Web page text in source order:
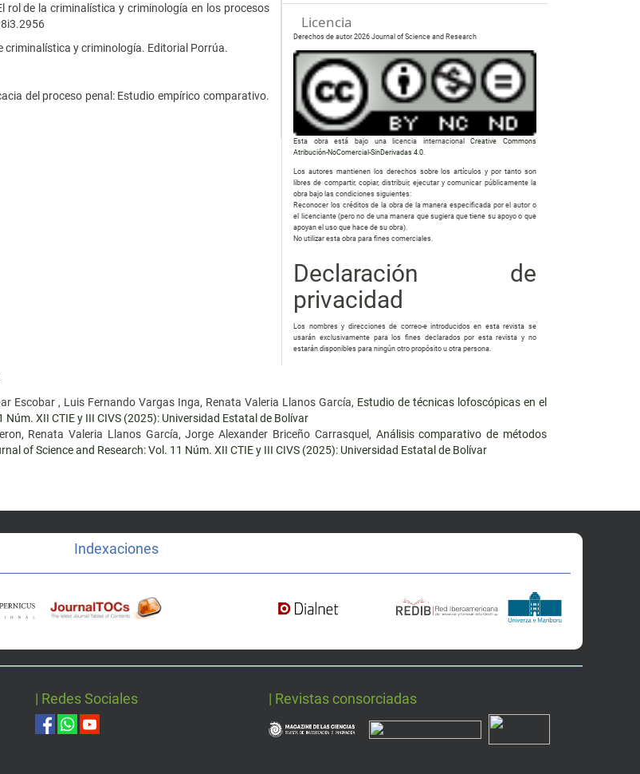
rol de la criminalística y criminología en los procesos
criminalística y criminología. Editorial Porrúa.
del proceso penal: Estudio empírico comparativo.
Licencia
Derechos de autor 2026 Journal of Science and Research
Esta obra está bajo una licencia internacionalCreative Commons
Atribución-NoComercial-SinDerivadas 4.0
Los autores mantienen los derechos sobre los artículos y por tanto son
libres de compartir, copiar, distribuir, ejecutar y comunicar públicamente la
obra bajo las condiciones siguientes:
Reconocer los créditos de la obra de la manera especificada por el autor o
el licenciante (pero no de una manera que sugiera que tiene su apoyo o que
apoyan el uso que hace de su obra).
No utilizar esta obra para fines comerciales.
Declaración de
privacidad
Los nombres y direcciones de correo-e introducidos en esta revista se
usarán exclusivamente para los fines declarados por esta revista y no
estarán disponibles para ningún otro propósito u otra persona.
Escobar , Luis Fernando Vargas Inga, Renata Valeria Llanos García, Estudio de técnicas lofoscópicas en el
XII CTIE y III CIVS (2025): Universidad Estatal de Bolívar
Renata Valeria Llanos García, Jorge Alexander Briceño Carrasquel, Análisis comparativo de métodos
of Science and Research: Vol. 11 Núm. XII CTIE y III CIVS (2025): Universidad Estatal de Bolívar
Indexaciones
| Redes Sociales | Revistas consorciadas